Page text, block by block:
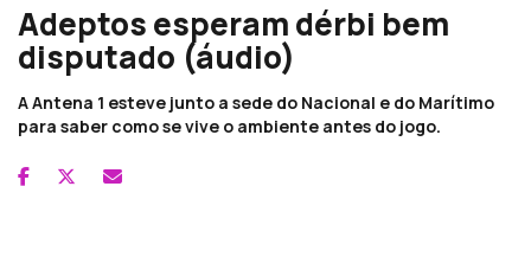
Adeptos esperam dérbi bem
disputado (áudio)
A Antena 1 esteve junto a sede do Nacional e do Marítimo
para saber como se vive o ambiente antes do jogo.